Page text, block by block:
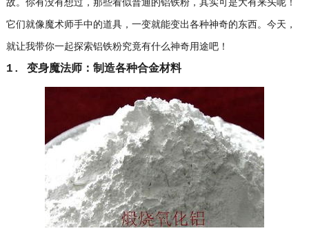
故。你有没有想过，那些看似普通的铝铁粉，其实可是大有来头呢！
它们就像魔术师手中的道具，一变就能变出各种神奇的东西。今天，
就让我带你一起探索铝铁粉究竟有什么神奇用途吧！
1. 变身魔法师：制造各种合金材料